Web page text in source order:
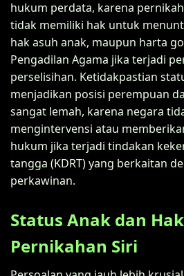
hukum perdata, karena
tidak memiliki hak untuk
hak asuh anak, maupun harta
Pengadilan Agama jika terjadi
perselisihan. Ketidakpastian
menjadikan posisi perempuan
sangat lemah, karena negara
mengintervensi atau
hukum jika terjadi tindakan
tangga (KDRT) yang berkaitan
perkawinan.
Status Anak dan
Pernikahan Siri